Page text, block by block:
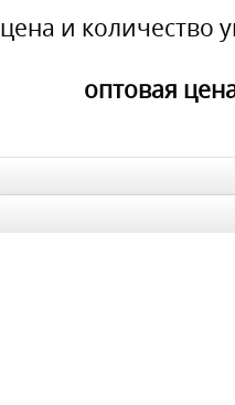
цена и количество
оптовая